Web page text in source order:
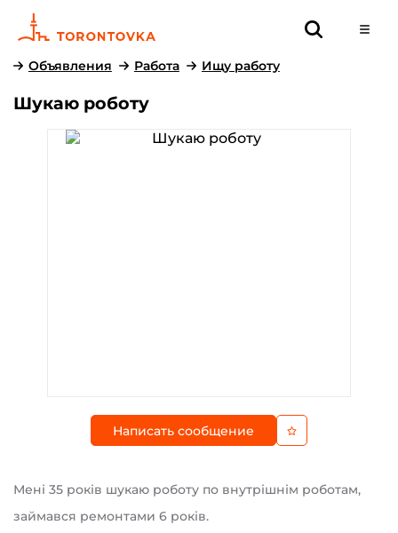
Объявления Работа Ищу работу
Шукаю роботу
Написать сообщение
Мені 35 років шукаю роботу по внутрішнім роботам,
займався ремонтами 6 років.